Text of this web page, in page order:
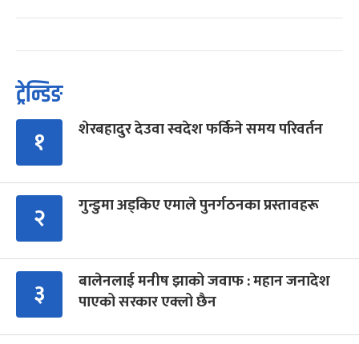
ट्रेन्डिङ
१ शेरबहादुर देउवा स्वदेश फर्किने समय परिवर्तन
२ गुन्डुमा अड्किए एमाले पुनर्गठनका प्रस्तावहरू
३
बालेनलाई मनीष झाको जवाफ : महान जनादेश
पाएको सरकार एक्लो छैन